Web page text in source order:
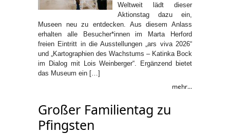
Weltweit lädt dieser
Aktionstag dazu ein,
Museen neu zu entdecken. Aus diesem Anlass
erhalten alle Besucher*innen im Marta Herford
freien Eintritt in die Ausstellungen „ars viva 2026“
und „Kartographien des Wachstums – Katinka Bock
im Dialog mit Lois Weinberger“. Ergänzend bietet
das Museum ein […]
mehr...
Großer Familientag zu
Pfingsten